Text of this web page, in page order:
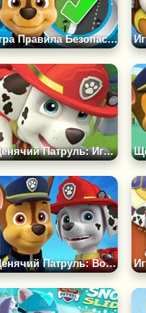
Игра Правила Безопасности
Щенячий Патруль: Игровая Площадка
Щенячий Патруль: Воздушная Доставка